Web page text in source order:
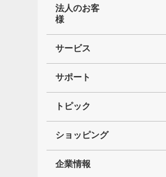
法人のお客
様
サービス
サポート
トピック
ショッピング
企業情報